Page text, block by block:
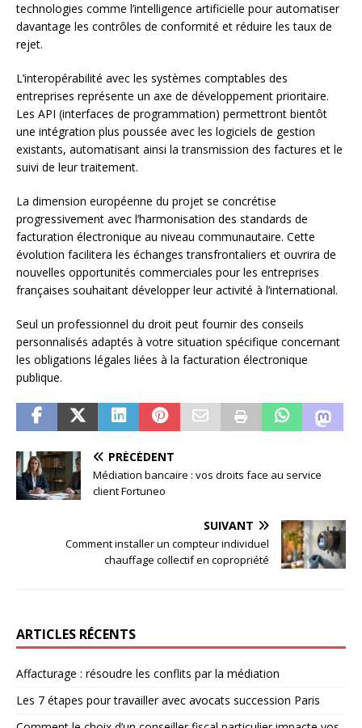
technologies comme l’intelligence artificielle pour automatiser
davantage les contrôles de conformité et réduire les taux de
rejet.
L’interopérabilité avec les systèmes comptables des
entreprises représente un axe de développement prioritaire.
Les API (interfaces de programmation) permettront bientôt
une intégration plus poussée avec les logiciels de gestion
existants, automatisant ainsi la transmission des factures et le
suivi de leur traitement.
La dimension européenne du projet se concrétise
progressivement avec l’harmonisation des standards de
facturation électronique au niveau communautaire. Cette
évolution facilitera les échanges transfrontaliers et ouvrira de
nouvelles opportunités commerciales pour les entreprises
françaises souhaitant développer leur activité à l’international.
Seul un professionnel du droit peut fournir des conseils
personnalisés adaptés à votre situation spécifique concernant
les obligations légales liées à la facturation électronique
publique.
PRÉCÉDENT
Médiation bancaire : vos droits face au service
client Fortuneo
SUIVANT
Comment installer un compteur individuel
chauffage collectif en copropriété
ARTICLES RÉCENTS
Affacturage : résoudre les conflits par la médiation
Les 7 étapes pour travailler avec avocats succession Paris